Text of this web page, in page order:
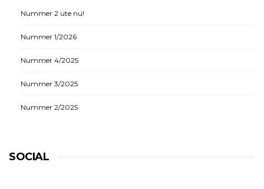
Nummer 2 ute nu!
Nummer 1/2026
Nummer 4/2025
Nummer 3/2025
Nummer 2/2025
SOCIAL